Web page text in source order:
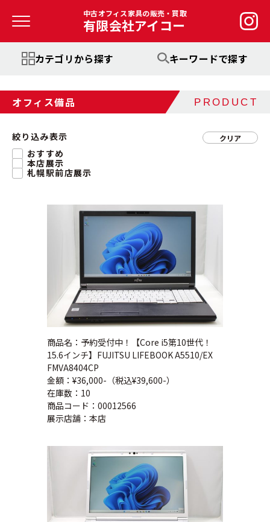
中古オフィス家具の販売・買取
有限会社アイコー
カテゴリから探す キーワードで探す
オフィス備品 PRODUCT
絞り込み表示
おすすめ
本店展示
札幌駅前店展示
クリア
商品名：予約受付中！【Core i5第10世代！
15.6インチ】FUJITSU LIFEBOOK A5510/EX
FMVA8404CP
金額：¥36,000-（税込¥39,600-）
在庫数：10
商品コード：00012566
展示店舗：本店